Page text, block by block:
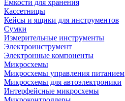
Емкости для хранения
Кассетницы
Кейсы и ящики для инструментов
Сумки
Измерительные инструменты
Электроинструмент
Электронные компоненты
Микросхемы
Микросхемы управления питанием
Микросхемы для автоэлектроники
Интерфейсные микросхемы